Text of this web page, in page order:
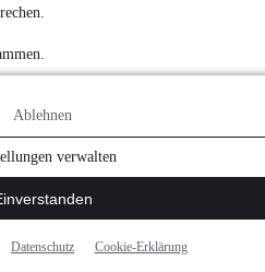
Ablehnen
verwalten
Datenschutz Cookie-Erklärung
Marken, auch als